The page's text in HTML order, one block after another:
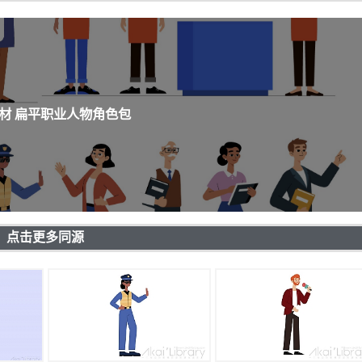
扁平职业人物角色包
点击更多同源